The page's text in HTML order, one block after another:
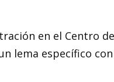
en el Centro
lema específico con